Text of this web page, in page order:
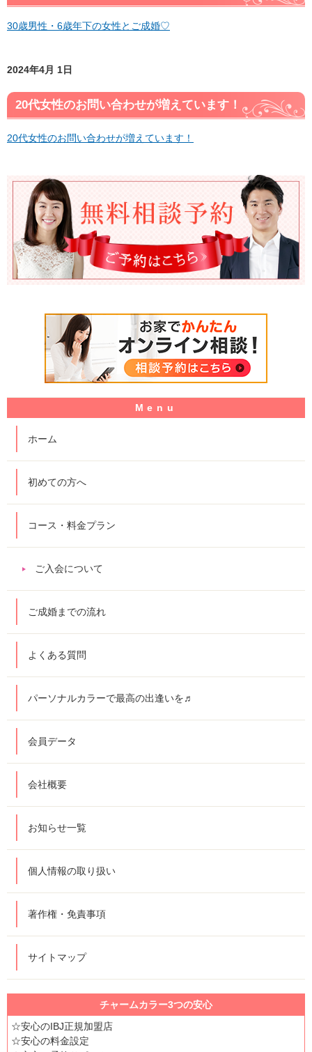
30歳男性・6歳年下の女性とご成婚♡
2024年4月 1日
20代女性のお問い合わせが増えています！
20代女性のお問い合わせが増えています！
ホーム
初めての方へ
コース・料金プラン
ご入会について
ご成婚までの流れ
よくある質問
パーソナルカラーで最高の出逢いを♬
会員データ
会社概要
お知らせ一覧
個人情報の取り扱い
著作権・免責事項
サイトマップ
チャームカラー3つの安心
☆安心のIBJ正規加盟店
☆安心の料金設定